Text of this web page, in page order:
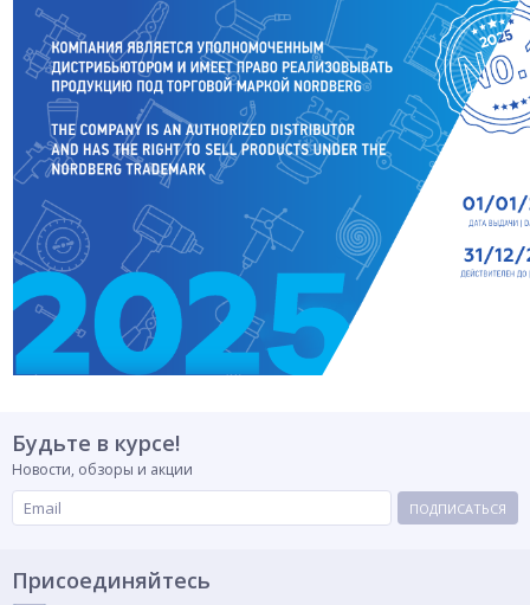
Будьте в курсе!
Новости, обзоры и акции
ПОДПИСАТЬСЯ
Присоединяйтесь